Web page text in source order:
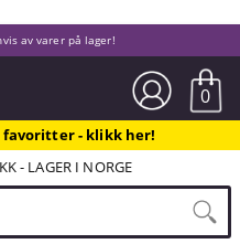
av varer på lager!
0
favoritter - klikk her!
- LAGER I NORGE